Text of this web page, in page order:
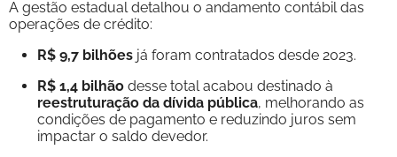
A gestão estadual detalhou o andamento contábil das
operações de crédito:
R$ 9,7 bilhões já foram contratados desde 2023.
R$ 1,4 bilhão desse total acabou destinado à
reestruturação da dívida pública, melhorando as
condições de pagamento e reduzindo juros sem
impactar o saldo devedor.